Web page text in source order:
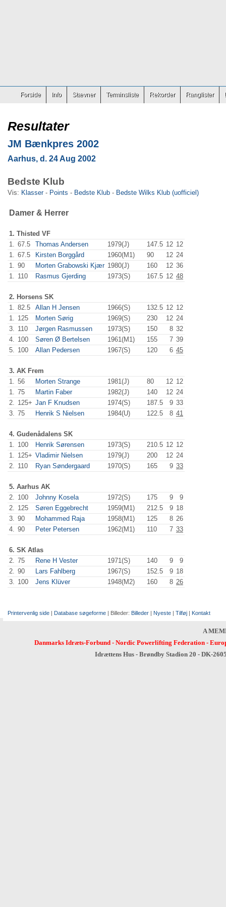
Forside Info Stævner Terminsliste Rekorder Ranglister
Resultater
JM Bænkpres 2002
Aarhus, d. 24 Aug 2002
Bedste Klub
Vis: Klasser- Points - Bedste Klub - Bedste Wilks Klub (uofficiel)
Damer & Herrer
1. Thisted VF
1. 67.5 Thomas Andersen 1979(J) 147.5 12 12
1. 67.5 Kirsten Borggård 1960(M1) 90 12 24
1. 90 Morten Grabowski Kjær 1980(J) 160 12 36
1. 110 Rasmus Gjerding 1973(S) 167.5 12 48
2. Horsens SK
1. 82.5 Allan H Jensen 1966(S) 132.5 12 12
1. 125 Morten Sørig 1969(S) 230 12 24
3. 110 Jørgen Rasmussen 1973(S) 150 8 32
4. 100 Søren Ø Bertelsen 1961(M1) 155 7 39
5. 100 Allan Pedersen 1967(S) 120 6 45
3. AK Frem
1. 56 Morten Strange 1981(J) 80 12 12
1. 75 Martin Faber 1982(J) 140 12 24
2. 125+ Jan F Knudsen 1974(S) 187.5 9 33
3. 75 Henrik S Nielsen 1984(U) 122.5 8 41
4. Gudenådalens SK
1. 100 Henrik Sørensen 1973(S) 210.5 12 12
1. 125+ Vladimir Nielsen 1979(J) 200 12 24
2. 110 Ryan Søndergaard 1970(S) 165 9 33
5. Aarhus AK
2. 100 Johnny Kosela 1972(S) 175 9
9
2. 125 Søren Eggebrecht 1959(M1) 212.5 9 18
3. 90 Mohammed Raja 1958(M1) 125 8 26
4. 90 Peter Petersen 1962(M1) 110 7 33
6. SK Atlas
2. 75 Rene H Vester 1971(S) 140 9
9
2. 90 Lars Fahlberg 1967(S) 152.5 9 18
3. 100 Jens Klüver 1948(M2) 160 8 26
Printervenlig side | Database søgeforme | Billeder: Billeder | Nyeste | Tilføj | Kontakt
A
Danmarks Idræts-Forbund- Nordic Powerlifting Federation-
Idrættens Hus - Brøndby Stadion 20 - DK-